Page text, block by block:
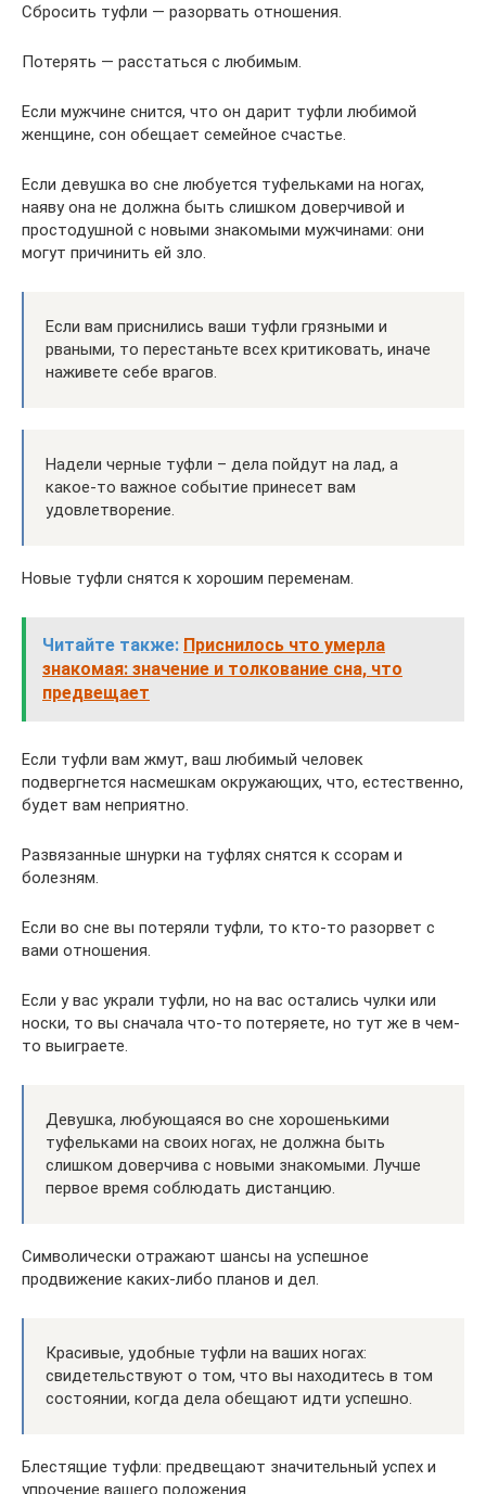
Сбросить туфли — разорвать отношения.
Потерять — расстаться с любимым.
Если мужчине снится, что он дарит туфли любимой
женщине, сон обещает семейное счастье.
Если девушка во сне любуется туфельками на ногах,
наяву она не должна быть слишком доверчивой и
простодушной с новыми знакомыми мужчинами: они
могут причинить ей зло.
Если вам приснились ваши туфли грязными и
рваными, то перестаньте всех критиковать, иначе
наживете себе врагов.
Надели черные туфли – дела пойдут на лад, а
какое-то важное событие принесет вам
удовлетворение.
Новые туфли снятся к хорошим переменам.
Читайте также: Приснилось что умерла
знакомая: значение и толкование сна, что
предвещает
Если туфли вам жмут, ваш любимый человек
подвергнется насмешкам окружающих, что, естественно,
будет вам неприятно.
Развязанные шнурки на туфлях снятся к ссорам и
болезням.
Если во сне вы потеряли туфли, то кто-то разорвет с
вами отношения.
Если у вас украли туфли, но на вас остались чулки или
носки, то вы сначала что-то потеряете, но тут же в чем-
то выиграете.
Девушка, любующаяся во сне хорошенькими
туфельками на своих ногах, не должна быть
слишком доверчива с новыми знакомыми. Лучше
первое время соблюдать дистанцию.
Символически отражают шансы на успешное
продвижение каких-либо планов и дел.
Красивые, удобные туфли на ваших ногах:
свидетельствуют о том, что вы находитесь в том
состоянии, когда дела обещают идти успешно.
Блестящие туфли: предвещают значительный успех и
упрочение вашего положения.